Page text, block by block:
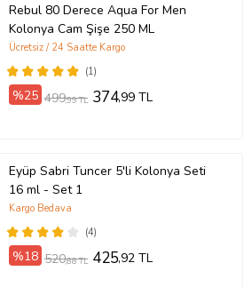
Rebul 80 Derece Aqua For Men
Kolonya Cam Şişe 250 ML
(1)
Ücretsiz / 24 Saatte Kargo
%25 499,99 TL 374,99 TL
Eyüp Sabri Tuncer 5'li Kolonya Seti
16 ml - Set 1
(4)
Kargo Bedava
%18 520,88 TL 425,92 TL